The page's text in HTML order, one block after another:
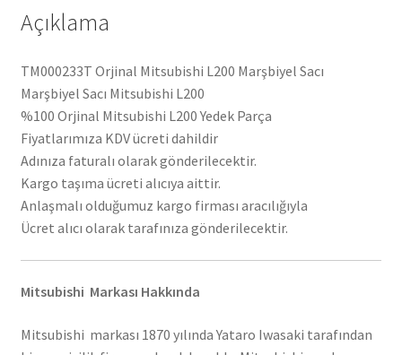
Açıklama
TM000233T Orjinal Mitsubishi L200 Marşbiyel Sacı
Marşbiyel Sacı Mitsubishi L200
%100 Orjinal Mitsubishi L200 Yedek Parça
Fiyatlarımıza KDV ücreti dahildir
Adınıza faturalı olarak gönderilecektir.
Kargo taşıma ücreti alıcıya aittir.
Anlaşmalı olduğumuz kargo firması aracılığıyla
Ücret alıcı olarak tarafınıza gönderilecektir.
Mitsubishi Markası Hakkında
Mitsubishi markası 1870 yılında Yataro Iwasaki tarafından